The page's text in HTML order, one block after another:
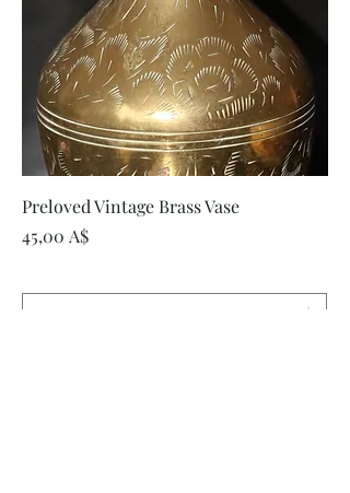
Preloved Vintage Brass Vase
Цена
45,00 A$